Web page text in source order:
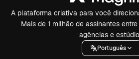
A plataforma criativa para você
Mais de 1 milhão de assinantes
agências e
Português